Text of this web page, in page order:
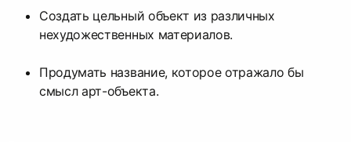
Создать цельный объект из различных
нехудожественных материалов.
Продумать название, которое отражало бы
смысл арт-объекта.